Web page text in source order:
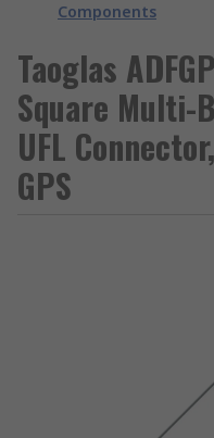
Components
Taoglas
Square Multi-
UFL
GPS